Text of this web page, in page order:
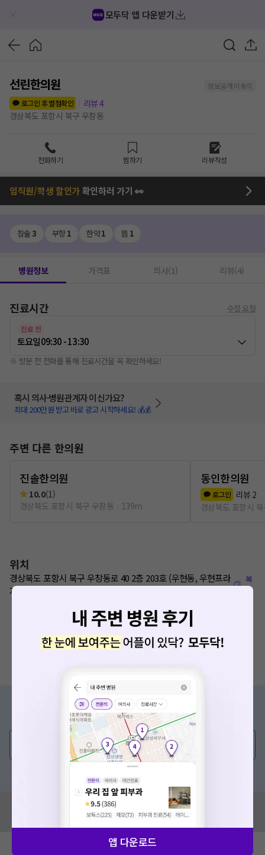
모두닥 앱 다운받기
선린한의원
정보공개 미동의
로그인 후 별점확인
리뷰4
경상북도 포항시 북구 우창동
전화하기 찜하기 리뷰작성
임직원/학생 할인가확인하러 가기 👀
침술3 부항1 한약1 뜸 1
병원정보 가격표 의사(1) 리뷰(4)
진료시간 수정 요청
진료 전
토요일09:30 - 13:30
※ 방문 전 전화를 통해 진료시간을 꼭 확인하세요!
혹시 의사·병원관계자 이신가요?
최대 200만원 받고 바로 광고 시작하세요! 💰💰
주변 다른 한의원
진솔한의원
10.0(1)
경상북도 포항시 북구 우창동
139m
동인한의원
로그인 리뷰 2
경상북도 포항시
위치
경상북도 포항시 북구 우창동로 40 2층 203호 (우현동, 우현프라
자)
복
사
증상/치료, 궁금한 점이 있나요?
의사가 직접 답해드려요!
💬 무엇이든 물어보세요
혹은, 의료상담 서비스에 다양한 게시글 보러가기
혹시 잘못된 병원정보가 있나요?
모두닥 팀에 알려주세요!
앱 다운로드